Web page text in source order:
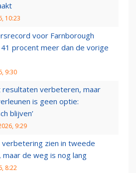
10:23
voor Farnborough
procent meer dan de vorige
9:30
resultaten verbeteren, maar
is geen optie:
blijven’
9:29
verbetering zien in tweede
maar de weg is nog lang
8:22